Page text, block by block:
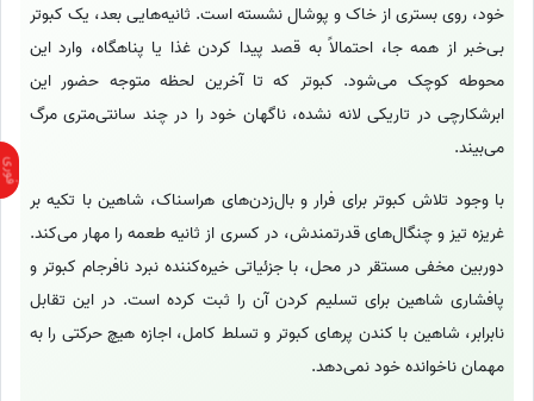
خود، روی بستری از خاک و پوشال نشسته است. ثانیه‌هایی بعد، یک کبوتر
بی‌خبر از همه جا، احتمالاً به قصد پیدا کردن غذا یا پناهگاه، وارد این
محوطه کوچک می‌شود. کبوتر که تا آخرین لحظه متوجه حضور این
ابرشکارچی در تاریکی لانه نشده، ناگهان خود را در چند سانتی‌متری مرگ
می‌بیند.
با وجود تلاش کبوتر برای فرار و بال‌زدن‌های هراسناک، شاهین با تکیه بر
غریزه تیز و چنگال‌های قدرتمندش، در کسری از ثانیه طعمه را مهار می‌کند.
دوربین مخفی مستقر در محل، با جزئیاتی خیره‌کننده نبرد نافرجام کبوتر و
پافشاری شاهین برای تسلیم کردن آن را ثبت کرده است. در این تقابل
نابرابر، شاهین با کندن پرهای کبوتر و تسلط کامل، اجازه هیچ حرکتی را به
مهمان ناخوانده خود نمی‌دهد.